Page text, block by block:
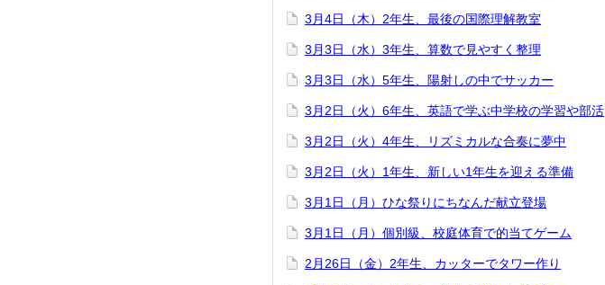
3月4日（木）2年生、最後の国際理解教室
3月3日（水）3年生、算数で見やすく整理
3月3日（水）5年生、陽射しの中でサッカー
3月2日（火）6年生、英語で学ぶ中学校の学習や部活
3月2日（火）4年生、リズミカルな合奏に夢中
3月2日（火）1年生、新しい1年生を迎える準備
3月1日（月）ひな祭りにちなんだ献立登場
3月1日（月）個別級、校庭体育で的当てゲーム
2月26日（金）2年生、カッターでタワー作り